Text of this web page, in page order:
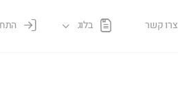
צרו קשר בלוג